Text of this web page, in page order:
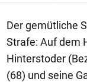
Der gemütliche
Strafe: Auf dem
Hinterstoder
(68) und seine